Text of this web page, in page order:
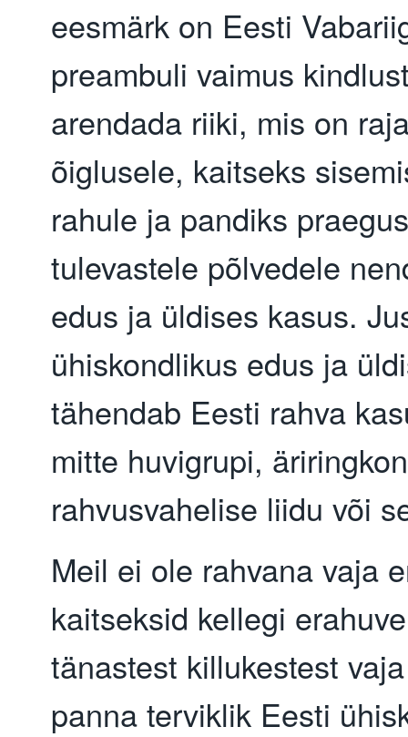
eesmärk on Eesti
preambuli vaimus
arendada riiki, mis on
õiglusele, kaitseks
rahule ja pandiks
tulevastele põlvedele
edus ja üldises kasus.
ühiskondlikus edus ja
tähendab Eesti rahva
mitte huvigrupi,
rahvusvahelise liidu või
Meil ei ole rahvana vaja
kaitseksid kellegi
tänastest killukestest
panna terviklik Eesti